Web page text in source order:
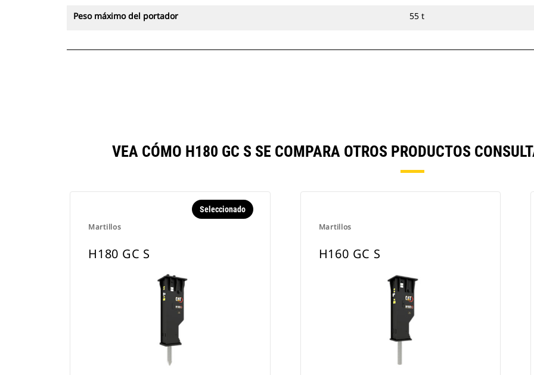
Peso máximo del portador 55 t
VEA CÓMO H180 GC S SE COMPARA OTROS PRODUCTOS
Martillos
Seleccionado
H180 GC S
Martillos
H160 GC S